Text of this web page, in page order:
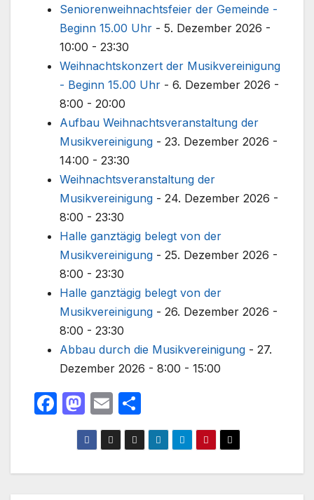
Seniorenweihnachtsfeier der Gemeinde -
Beginn 15.00 Uhr - 5. Dezember 2026 -
10:00 - 23:30
Weihnachtskonzert der Musikvereinigung
- Beginn 15.00 Uhr - 6. Dezember 2026 -
8:00 - 20:00
Aufbau Weihnachtsveranstaltung der
Musikvereinigung - 23. Dezember 2026 -
14:00 - 23:30
Weihnachtsveranstaltung der
Musikvereinigung - 24. Dezember 2026 -
8:00 - 23:30
Halle ganztägig belegt von der
Musikvereinigung - 25. Dezember 2026 -
8:00 - 23:30
Halle ganztägig belegt von der
Musikvereinigung - 26. Dezember 2026 -
8:00 - 23:30
Abbau durch die Musikvereinigung - 27.
Dezember 2026 - 8:00 - 15:00
F
e
M
a
st
o
E
m
ail
ei
le
n